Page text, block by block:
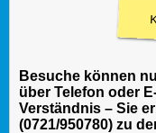
Besuche können
über Telefon oder
Verständnis – Sie
(0721/950780) zu